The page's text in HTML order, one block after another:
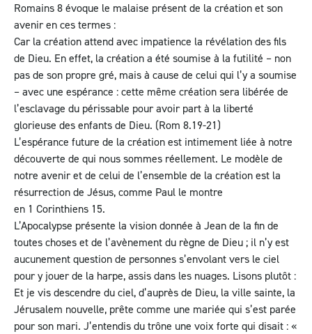
Romains 8 évoque le malaise présent de la création et son
avenir en ces termes :
Car la création attend avec impatience la révélation des fils
de Dieu. En effet, la création a été soumise à la futilité – non
pas de son propre gré, mais à cause de celui qui l’y a soumise
– avec une espérance : cette même création sera libérée de
l’esclavage du périssable pour avoir part à la liberté
glorieuse des enfants de Dieu. (Rom 8.19-21)
L’espérance future de la création est intimement liée à notre
découverte de qui nous sommes réellement. Le modèle de
notre avenir et de celui de l’ensemble de la création est la
résurrection de Jésus, comme Paul le montre
en 1 Corinthiens 15.
L’Apocalypse présente la vision donnée à Jean de la fin de
toutes choses et de l’avènement du règne de Dieu ; il n’y est
aucunement question de personnes s’envolant vers le ciel
pour y jouer de la harpe, assis dans les nuages. Lisons plutôt :
Et je vis descendre du ciel, d’auprès de Dieu, la ville sainte, la
Jérusalem nouvelle, prête comme une mariée qui s’est parée
pour son mari. J’entendis du trône une voix forte qui disait : «